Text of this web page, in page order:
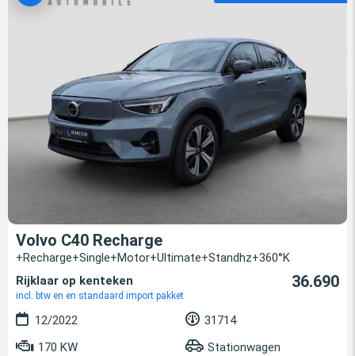
Volvo C40 Recharge
+Recharge+Single+Motor+Ultimate+Standhz+360°K
Rijklaar op kenteken
incl. btw en en standaard import pakket
36.690
12/2022
31714
170 KW
Stationwagen